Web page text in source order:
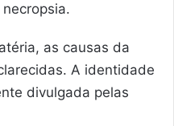
as causas da
A identidade
divulgada pelas